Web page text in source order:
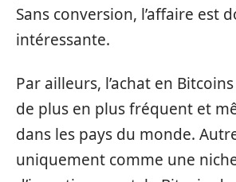
Sans conversion, l’affaire est
intéressante.
Par ailleurs, l’achat en
de plus en plus fréquent et
dans les pays du monde.
uniquement comme une